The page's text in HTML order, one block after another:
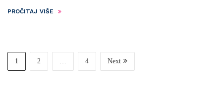
PROČITAJ VIŠE
1 2 … 4 Next